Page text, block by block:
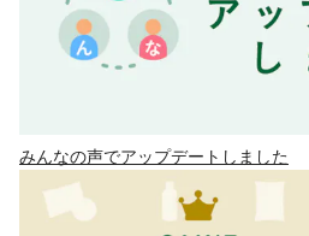
みんなの声でアップデートしました